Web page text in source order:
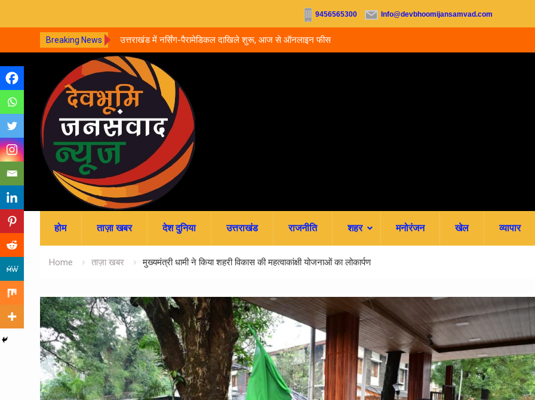
9456565300 Info@devbhoomijansamvad.com
Breaking News
कार, 5 लोगों की मौत.. घायल बच्चे
उत्तराखंड में नर्सिंग-पैरामेडिकल दाखिले शुरू, आज से ऑनलाइन फीस
जमा; जानें पूरी काउंसलिंग शेड्यूल
to
content
होम ताज़ा खबर देश दुनिया उत्तराखंड राजनीति शहर मनोरंजन खेल व्यापार
Home ताज़ा खबर मुख्यमंत्री धामी ने किया शहरी विकास की महत्वाकांक्षी योजनाओं का लोकार्पण